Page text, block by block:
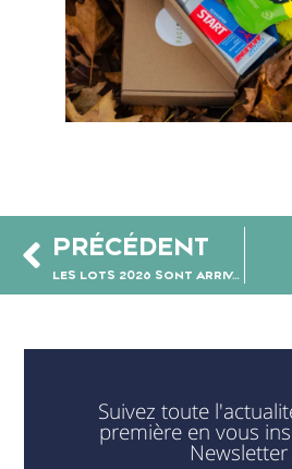
PRÉCÉDENT
LES LOTS 2026 SONT ARRIVÉS !
Suivez toute
première en vous
Newsletter